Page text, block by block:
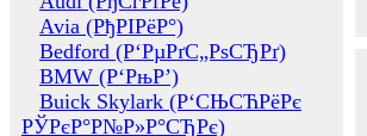
Avia (РђРІРёР°)
Bedford (Р‘РµРґС„РѕСЂРґ)
BMW (Р‘РњР’)
Buick Skylark (Р‘СЊСЋРёРє
РЎРєР°Р№Р»Р°СЂРє)